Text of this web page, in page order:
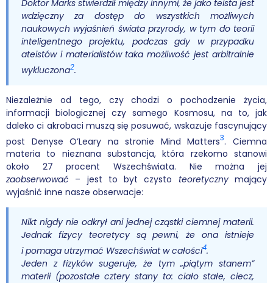
Podcasty
Filmy
FAQ
Kontakt
Doktor Marks stwierdził między innymi, że jako teista jest
wdzięczny za dostęp do wszystkich możliwych
naukowych wyjaśnień świata przyrody, w tym do teorii
inteligentnego projektu, podczas gdy w przypadku
ateistów i materialistów taka możliwość jest arbitralnie
wykluczona2.
Niezależnie od tego, czy chodzi o pochodzenie życia,
informacji biologicznej czy samego Kosmosu, na to, jak
daleko ci akrobaci muszą się posuwać, wskazuje fascynujący
post Denyse O’Leary na stronie Mind Matters3. Ciemna
materia to nieznana substancja, która rzekomo stanowi
około 27 procent Wszechświata. Nie można jej
zaobserwować – jest to byt czysto teoretycznymający
wyjaśnić inne nasze obserwacje:
Nikt nigdy nie odkrył ani jednej cząstki ciemnej materii.
Jednak fizycy teoretycy są pewni, że ona istnieje
i pomaga utrzymać Wszechświat w całości4.
Jeden z fizyków sugeruje, że tym „piątym stanem”
materii (pozostałe cztery stany to: ciało stałe, ciecz,